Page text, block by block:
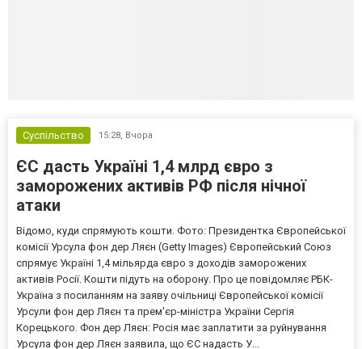
Суспільство 15:28, Вчора
ЄС дасть Україні 1,4 млрд євро з
заморожених активів РФ після нічної
атаки
Відомо, куди спрямують кошти. Фото: Президентка Європейської
комісії Урсула фон дер Ляєн (Getty Images) Європейський Союз
спрямує Україні 1,4 мільярда євро з доходів заморожених
активів Росії. Кошти підуть на оборону. Про це повідомляє РБК-
Україна з посиланням на заяву очільниці Європейської комісії
Урсули фон дер Ляєн та прем'єр-міністра України Сергія
Корецького. Фон дер Ляєн: Росія має заплатити за руйнування
Урсула фон дер Ляєн заявила, що ЄС надасть У...